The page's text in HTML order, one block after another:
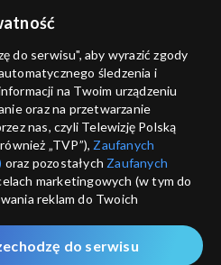
ANULUJ
do serwisu", aby wyrazić zgody
śledzenia i
na Twoim urządzeniu
oraz na przetwarzanie
nas, czyli Telewizję Polską
„TVP”), Zaufanych
oraz pozostałych Zaufanych
marketingowych (w tym do
reklam do Twoich
zgody na udostępnianie
do Google.do serwisu